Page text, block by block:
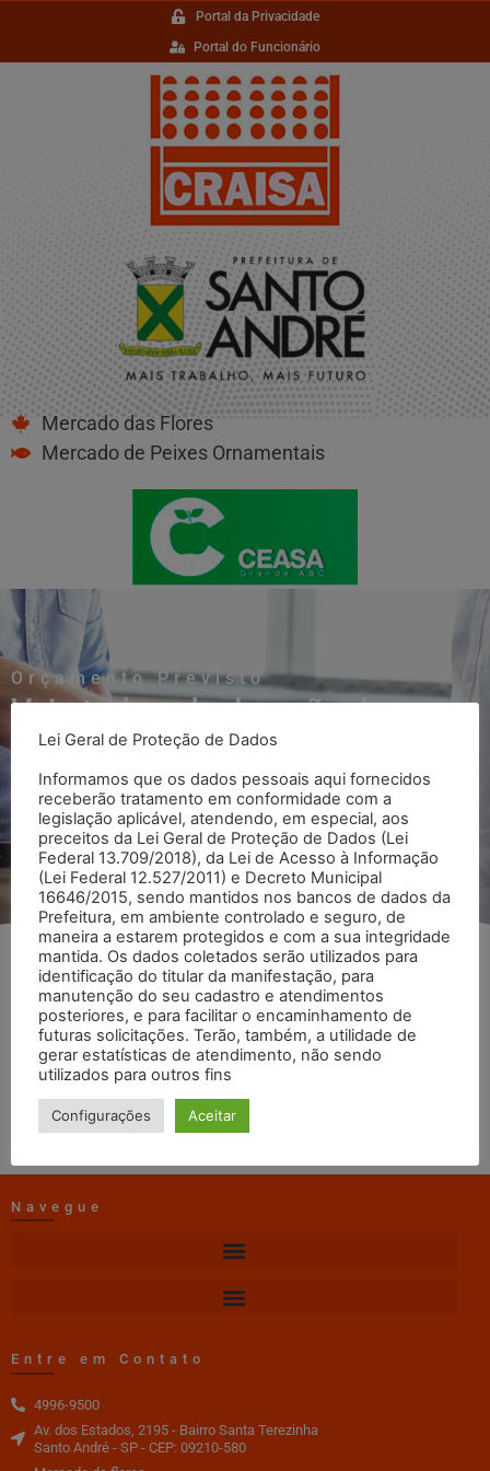
Portal da Privacidade
Portal do Funcionário
Mercado das Flores
Mercado de Peixes Ornamentais
Orçamento Previsto
Veja toda a declaração do
Orçamento Previsto
Voltar para página Orçamento Previsto
Dezembro
web master 13/11/2019 14:08
DOWNLOAD
Navegue
Entre em Contato
4996-9500
Av. dos Estados, 2195 - Bairro Santa Terezinha
Santo André - SP - CEP: 09210-580
Lei Geral de Proteção de Dados
Informamos que os dados pessoais aqui fornecidos
receberão tratamento em conformidade com a
legislação aplicável, atendendo, em especial, aos
preceitos da Lei Geral de Proteção de Dados (Lei
Federal 13.709/2018), da Lei de Acesso à Informação
(Lei Federal 12.527/2011) e Decreto Municipal
16646/2015, sendo mantidos nos bancos de dados da
Prefeitura, em ambiente controlado e seguro, de
maneira a estarem protegidos e com a sua integridade
mantida. Os dados coletados serão utilizados para
identificação do titular da manifestação, para
manutenção do seu cadastro e atendimentos
posteriores, e para facilitar o encaminhamento de
futuras solicitações. Terão, também, a utilidade de
gerar estatísticas de atendimento, não sendo
utilizados para outros fins
Configurações Aceitar